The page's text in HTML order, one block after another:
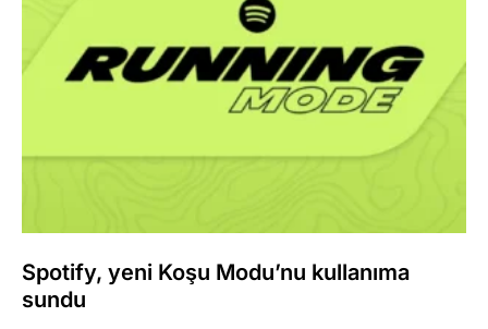
Spotify, yeni Koşu Modu’nu kullanıma
sundu